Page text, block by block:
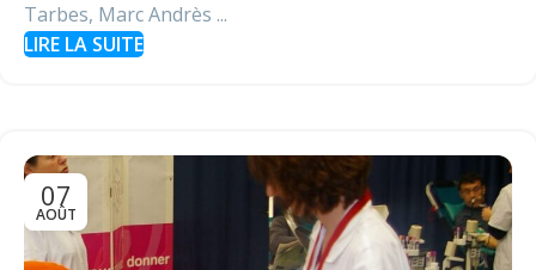
Tarbes, Marc Andrès ...
LIRE LA SUITE
07
AOÛT